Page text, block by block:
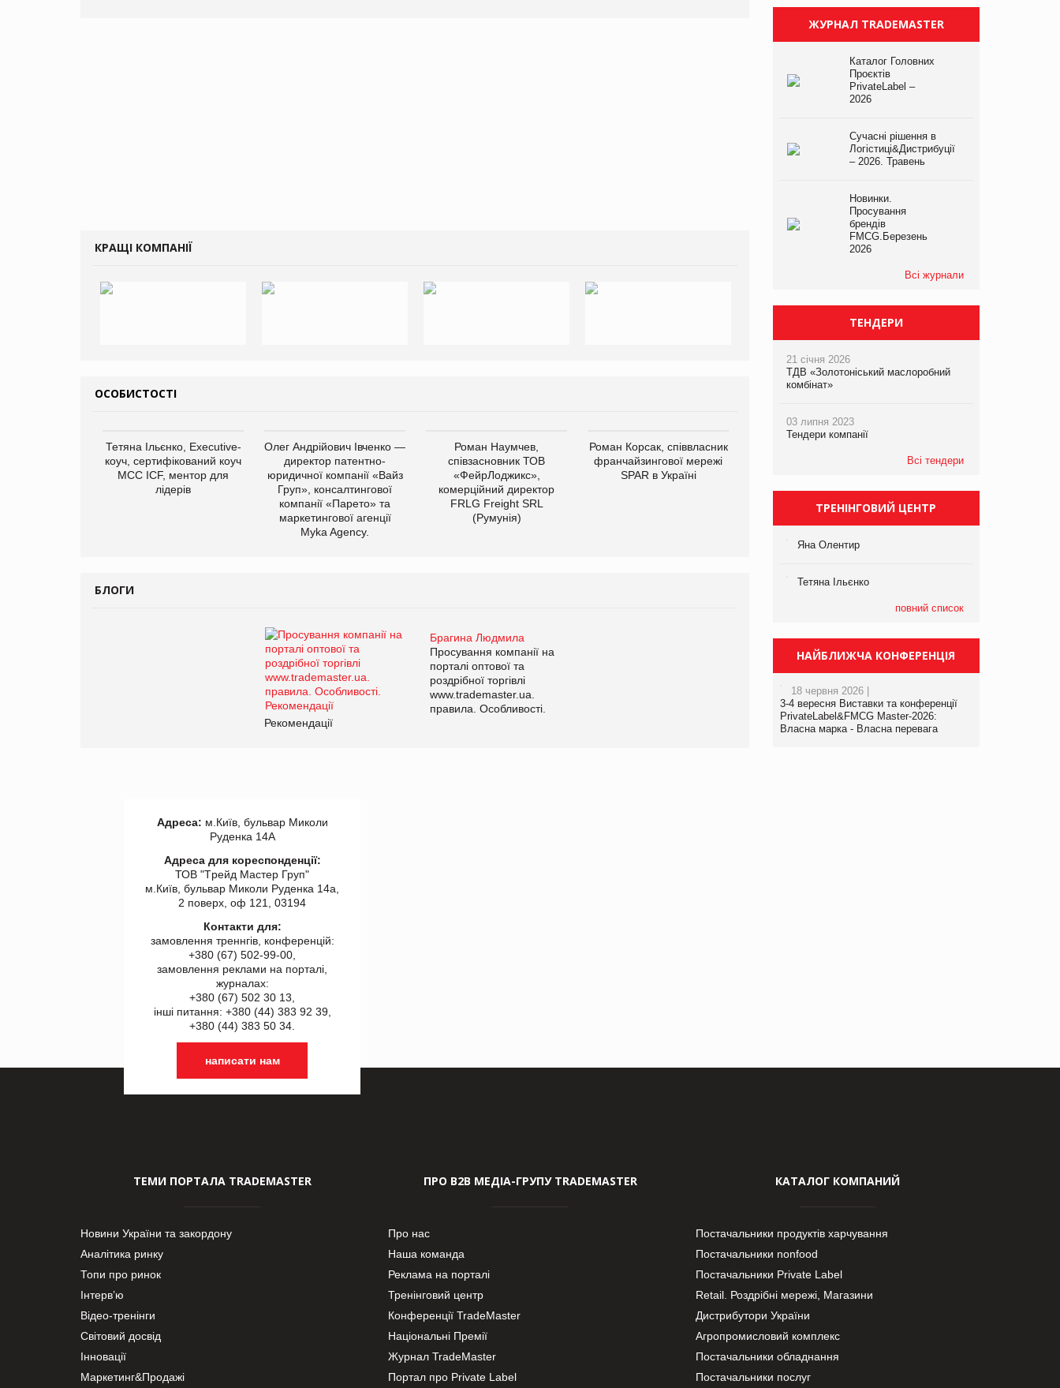
КРАЩІ КОМПАНІЇ
ОСОБИСТОСТІ
Тетяна Ільєнко, Executive-
коуч, сертифікований коуч
МСС ICF, ментор для
лідерів
Олег Андрійович Івченко —
директор патентно-
юридичної компанії «Вайз
Груп», консалтингової
компанії «Парето» та
маркетингової агенції
Myka Agency.
Роман Наумчев,
співзасновник ТОВ
«ФейрЛоджикс»,
комерційний директор
FRLG Freight SRL
(Румунія)
Роман Корсак, співвласник
франчайзингової мережі
SPAR в Україні
виробництва
компанії «УкраМарин»
БЛОГИ
Брагина Людмила
Просування компанії на
порталі оптової та
роздрібної торгівлі
www.trademaster.ua.
правила. Особливості.
Рекомендації
ЖУРНАЛ TRADEMASTER
Каталог Головних
Проєктів
PrivateLabel –
2026
Сучасні рішення в
Логістиці&Дистрибуції
– 2026. Травень
Новинки.
Просування
брендів
FMCG.Березень
2026
Всі журнали
ТЕНДЕРИ
21 січня 2026
ТДВ «Золотоніський маслоробний
комбінат»
03 липня 2023
Тендери компанії
Всі тендери
ТРЕНІНГОВИЙ ЦЕНТР
Яна Олентир
Тетяна Ільєнко
повний список
НАЙБЛИЖЧА КОНФЕРЕНЦІЯ
18 червня 2026 |
3-4 вересня Виставки та конференції
PrivateLabel&FMCG Master-2026:
Власна марка - Власна перевага
Адреса: м.Київ, бульвар Миколи
Руденка 14А
Адреса для кореспонденції:
ТОВ "Tрейд Мастер Груп"
м.Київ, бульвар Миколи Руденка 14а,
2 поверх, оф 121, 03194
Контакти для:
замовлення треннгів, конференцій:
+380 (67) 502-99-00,
замовлення реклами на порталі,
журналах:
+380 (67) 502 30 13,
інші питання: +380 (44) 383 92 39,
+380 (44) 383 50 34.
написати нам
ТЕМИ ПОРТАЛА TRADEMASTER
Новини України та закордону
Аналітика ринку
Топи про ринок
Інтерв’ю
Відео-тренінги
Світовий досвід
Інновації
Маркетинг&Продажі
ПРО В2В МЕДІА-ГРУПУ TRADEMASTER
Про нас
Наша команда
Реклама на порталі
Тренінговий центр
Конференції TradeMaster
Національні Премії
Журнал TradeMaster
Портал про Private Label
КАТАЛОГ КОМПАНИЙ
Постачальники продуктів харчування
Постачальники nonfood
Постачальники Private Label
Retail. Роздрібні мережі, Магазини
Дистрибутори України
Агропромисловий комплекс
Постачальники обладнання
Постачальники послуг